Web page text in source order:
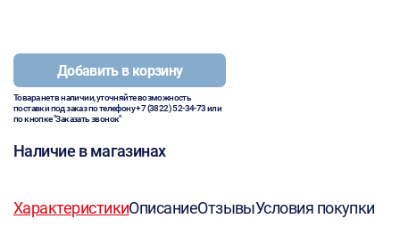
Добавить в корзину
Товара нет в наличии, уточняйте возможность
поставки под заказ по телефону+7 (3822) 52-34-73или
по кнопке "Заказать звонок"
Наличие в магазинах
ХарактеристикиОписаниеОтзывыУсловия покупки